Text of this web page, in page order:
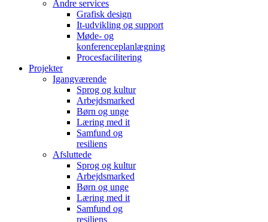
Andre services
Grafisk design
It-udvikling og support
Møde- og
konferenceplanlægning
Procesfacilitering
Projekter
Igangværende
Sprog og kultur
Arbejdsmarked
Børn og unge
Læring med it
Samfund og
resiliens
Afsluttede
Sprog og kultur
Arbejdsmarked
Børn og unge
Læring med it
Samfund og
resiliens